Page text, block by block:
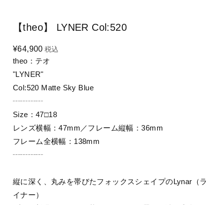
【theo】 LYNER Col:520
¥64,900 税込
theo：テオ
"LYNER"
Col:520 Matte Sky Blue
┄┄┄┄
Size：47□18
レンズ横幅：47mm／フレーム縦幅：36mm
フレーム全横幅：138mm
┄┄┄┄
縦に深く、丸みを帯びたフォックスシェイプのLynar（ラ
イナー）